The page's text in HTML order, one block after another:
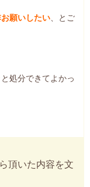
願いしたい、とご
処分できてよかっ
頂いた内容を文